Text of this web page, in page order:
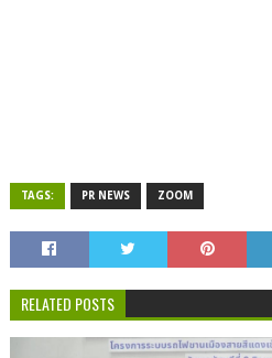
TAGS: PR NEWS ZOOM
RELATED POSTS